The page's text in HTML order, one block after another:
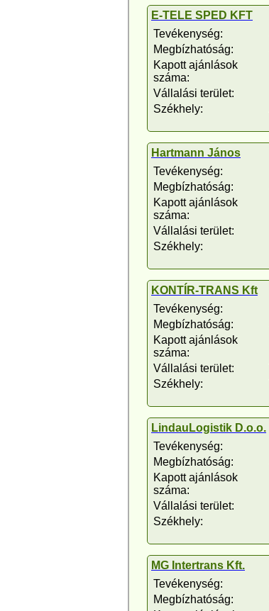
E-TELE SPED KFT
Tevékenység:
Megbízhatóság:
Kapott ajánlások
száma:
Vállalási terület:
Székhely:
Hartmann János
Tevékenység:
Megbízhatóság:
Kapott ajánlások
száma:
Vállalási terület:
Székhely:
KONTÍR-TRANS Kft
Tevékenység:
Megbízhatóság:
Kapott ajánlások
száma:
Vállalási terület:
Székhely:
LindauLogistik D.o.o.
Tevékenység:
Megbízhatóság:
Kapott ajánlások
száma:
Vállalási terület:
Székhely:
MG Intertrans Kft.
Tevékenység:
Megbízhatóság: